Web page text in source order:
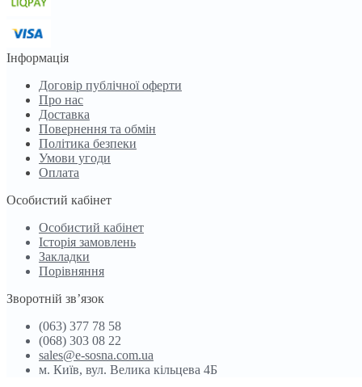
Інформація
Договір публічної оферти
Про нас
Доставка
Повернення та обмін
Політика безпеки
Умови угоди
Оплата
Особистий кабінет
Особистий кабінет
Історія замовлень
Закладки
Порівняння
Зворотній зв’язок
(063) 377 78 58
(068) 303 08 22
sales@e-sosna.com.ua
м. Київ, вул. Велика кільцева 4Б